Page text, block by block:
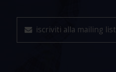
iscriviti alla mailing list